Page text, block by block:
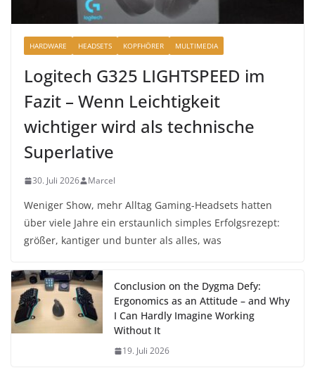
HARDWARE HEADSETS KOPFHÖRER MULTIMEDIA
Logitech G325 LIGHTSPEED im
Fazit – Wenn Leichtigkeit
wichtiger wird als technische
Superlative
30. Juli 2026 Marcel
Weniger Show, mehr Alltag Gaming-Headsets hatten
über viele Jahre ein erstaunlich simples Erfolgsrezept:
größer, kantiger und bunter als alles, was
Conclusion on the Dygma Defy:
Ergonomics as an Attitude – and Why
I Can Hardly Imagine Working
Without It
19. Juli 2026